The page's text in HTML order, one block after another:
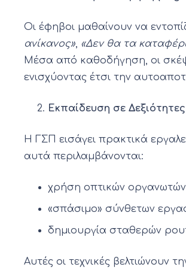
Οι έφηβοι μαθαίνουν να
ανίκανος», «Δεν θα τα
Μέσα από καθοδήγηση, οι
ενισχύοντας έτσι την
Εκπαίδευση σε
Η ΓΣΠ εισάγει πρακτικά
αυτά περιλαμβάνονται:
χρήση οπτικών
«σπάσιμο» σύνθετων
δημιουργία σταθερών
Αυτές οι τεχνικές βελτιώνουν